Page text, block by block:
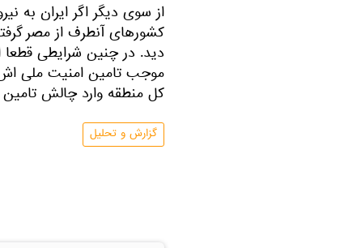
از سوی دیگر اگر ایران به
کشورهای آنطرف از مصر
دید. در چنین شرایطی قطعا
موجب تامین امنیت ملی
کل منطقه وارد چالش
گزارش و تحلیل